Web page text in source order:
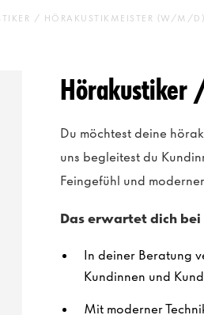
/ HÖRAKUSTIKMEISTER (W/M/D)
Du möchtest deine
uns begleitest du
Feingefühl und
Das erwartet dich bei
In deiner Beratung
Kundinnen und
Mit moderner